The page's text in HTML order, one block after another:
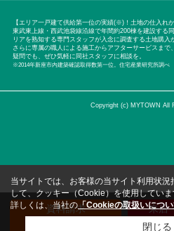
【エリア一戸建て供給第一位の実績(※)！土地の仕入れ
東武東上線・西武池袋線沿線で年間約200棟を建設する
リアを熟知する専門スタッフが入念に調査する土地購入
さらに専属の職人による施工からアフターサービスま
疑問でも、ぜひ気軽に同社スタッフに相談を。
※2014年新座市内建築確認取得数第一位。住宅産業研究所調べ
Copyright (c) MYTOWN All
資料請求
来店
当サイトでは、お客様の当サイト利用状
して、クッキー（Cookie）を使用してい
詳しくは、当社の「Cookieの取扱いにつ
閉じる